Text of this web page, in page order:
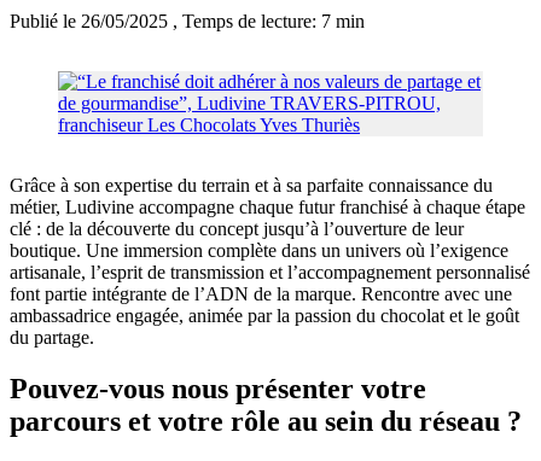
Publié le 26/05/2025 , Temps de lecture: 7 min
Grâce à son expertise du terrain et à sa parfaite connaissance du
métier, Ludivine accompagne chaque futur franchisé à chaque étape
clé : de la découverte du concept jusqu’à l’ouverture de leur
boutique. Une immersion complète dans un univers où l’exigence
artisanale, l’esprit de transmission et l’accompagnement personnalisé
font partie intégrante de l’ADN de la marque. Rencontre avec une
ambassadrice engagée, animée par la passion du chocolat et le goût
du partage.
Pouvez-vous nous présenter votre
parcours et votre rôle au sein du réseau ?